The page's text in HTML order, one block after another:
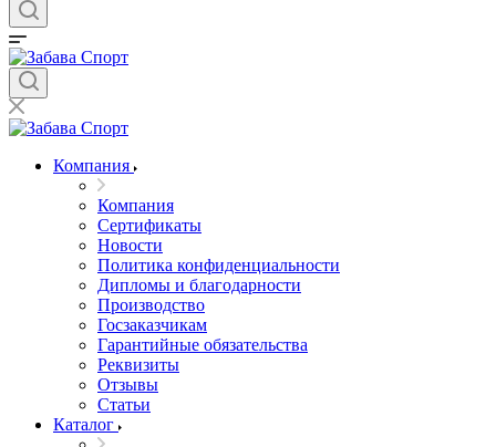
Компания
Компания
Сертификаты
Новости
Политика конфиденциальности
Дипломы и благодарности
Производство
Госзаказчикам
Гарантийные обязательства
Реквизиты
Отзывы
Статьи
Каталог